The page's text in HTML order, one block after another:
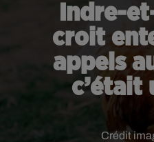
Indre-
croit
appels
c’était
Crédit